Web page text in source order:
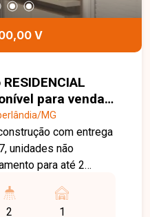
V
para venda
MG
com entrega
unidades não
para até 2
cozinha e
2 1